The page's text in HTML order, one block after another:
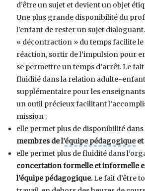
d’être un sujet et devient un objet
Une plus grande disponibilité du
l’enfant de rester un sujet
« décontraction » du temps facilite le
réaction, sortir de l’impulsion pour
se permettre un temps d’arrêt. Le
fluidité dans la relation adulte-enfant
supplémentaire pour les
un outil précieux facilitant
mission ;
elle permet plus de disponibilité dans
membres de l’équipe pédagogiqueet
elle permet plus de fluidité dans
concertation formelle et informelle
l’équipe pédagogique.Le fait d’être